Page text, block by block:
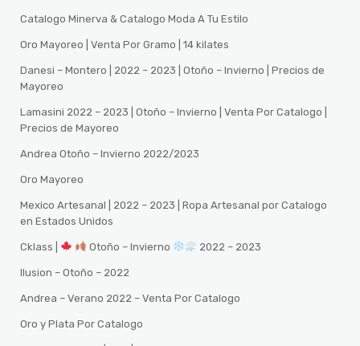
Catalogo Minerva & Catalogo Moda A Tu Estilo
Oro Mayoreo | Venta Por Gramo | 14 kilates
Danesi – Montero | 2022 – 2023 | Otoño – Invierno | Precios de
Mayoreo
Lamasini 2022 – 2023 | Otoño – Invierno | Venta Por Catalogo |
Precios de Mayoreo
Andrea Otoño – Invierno 2022/2023
Oro Mayoreo
Mexico Artesanal | 2022 – 2023 | Ropa Artesanal por Catalogo
en Estados Unidos
Cklass | Otoño – Invierno 2022 – 2023
Ilusion – Otoño – 2022
Andrea – Verano 2022 – Venta Por Catalogo
Oro y Plata Por Catalogo